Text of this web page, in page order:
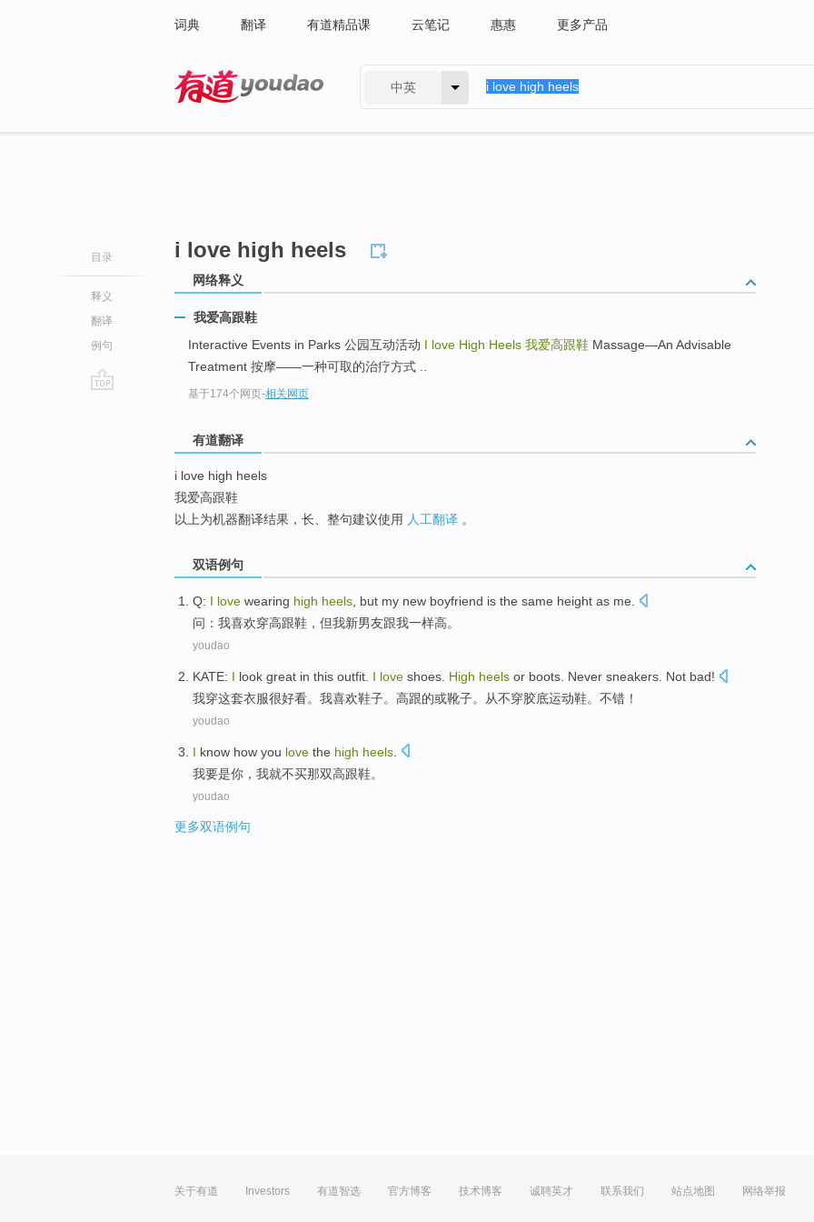
词典 翻译 有道精品课 云笔记 惠惠 更多产品
中英
目录
释义
翻译
例句
i love high heels
网络释义
我爱高跟鞋
Interactive Events in Parks 公园互动活动 I love High Heels 我爱高跟鞋 Massage—An Advisable
Treatment 按摩——一种可取的治疗方式 ..
基于174个网页-相关网页
有道翻译
i love high heels
我爱高跟鞋
以上为机器翻译结果，长、整句建议使用 人工翻译 。
双语例句
Q: I love wearing high heels but my new boyfriend is the same height as me
问 ： 我喜欢穿高跟鞋 ， 但我新男友跟我一样高。
youdao
KATE: I look great in this outfit I love shoes High heels or boots Never sneakers Not bad!
我穿这套衣服很好看。我喜欢鞋子。 高跟的或靴子。 从不穿胶底运动鞋。不错！
youdao
I know how you love the high heels
我要是你 ，我就不买那双高跟鞋。
youdao
更多双语例句
关于有道 Investors 有道智选 官方博客 技术博客 诚聘英才 联系我们 站点地图 网络举报